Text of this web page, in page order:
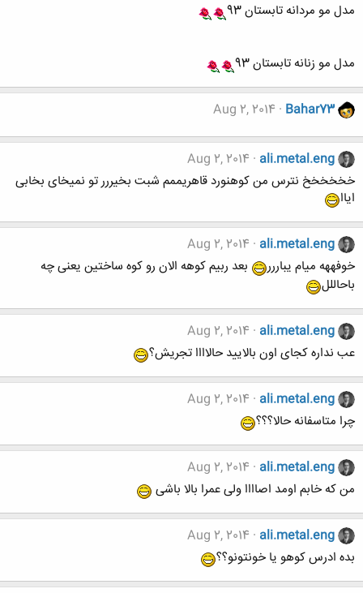
مدل مو مردانه تابستان 93
مدل مو زنانه تابستان 93
Bahar73
Aug 2, 2014
ali.metal.eng
Aug 2, 2014
خخخخخخ نترس من کوهنورد قاهریممم شبت بخیررر تو نمیخای بخابی
ایاا
ali.metal.eng
Aug 2, 2014
خوفههه میام یباررر
بعد ربیم کوهه الان رو کوه ساختین یعنی چه
باحاللل
ali.metal.eng
Aug 2, 2014
عب نداره کجای اون بالایید حالاااا تجریش؟
ali.metal.eng
Aug 2, 2014
چرا متاسفانه حالا؟؟؟
ali.metal.eng
Aug 2, 2014
من که خابم اومد اصاااا ولی عمرا بالا باشی
ali.metal.eng
Aug 2, 2014
بده ادرس کوهو یا خونتونو؟؟